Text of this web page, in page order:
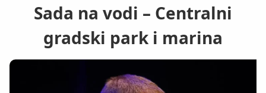
Sada na vodi – Centralni
gradski park i marina